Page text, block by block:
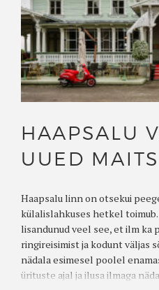
HAAPSALU
UUED
Haapsalu linn on otsekui
külalislahkuses hetkel
lisandunud veel see, et ilm ka
ringireisimist ja kodunt väljas
nädala esimesel poolel
ürituste ajal ja ilusa ilmaga